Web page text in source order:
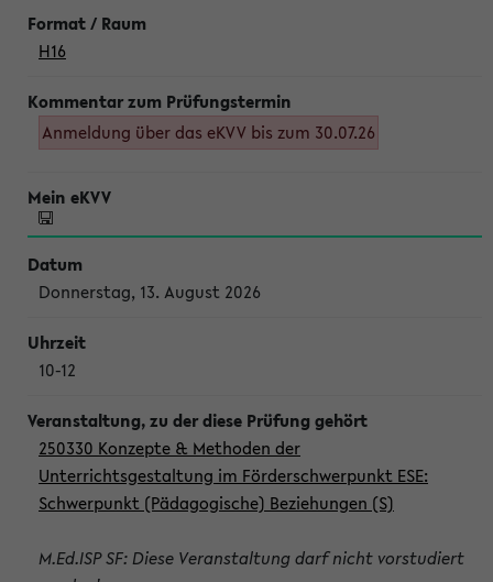
H16
Anmeldung über das eKVV bis zum 30.07.26
Donnerstag, 13. August 2026
10-12
250330 Konzepte & Methoden der
Unterrichtsgestaltung im Förderschwerpunkt ESE:
Schwerpunkt (Pädagogische) Beziehungen (S)
M.Ed.ISP SF: Diese Veranstaltung darf nicht vorstudiert